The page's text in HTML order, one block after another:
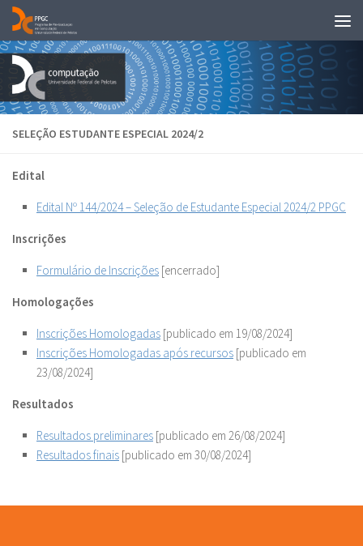
Skip to content
SELEÇÃO ESTUDANTE ESPECIAL 2024/2
Edital
Edital Nº 144/2024 – Seleção de Estudante Especial 2024/2 PPGC
Inscrições
Formulário de Inscrições [encerrado]
Homologações
Inscrições Homologadas [publicado em 19/08/2024]
Inscrições Homologadas após recursos [publicado em
23/08/2024]
Resultados
Resultados preliminares [publicado em 26/08/2024]
Resultados finais [publicado em 30/08/2024]